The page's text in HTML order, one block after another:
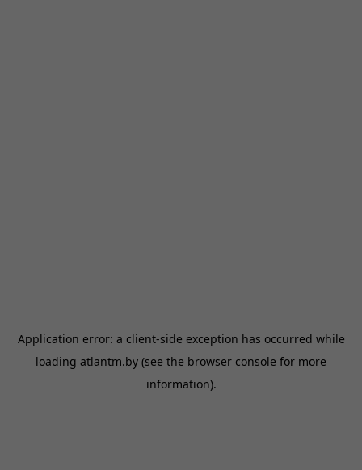
Application error: a client-side exception has occurred while
loading atlantm.by (see the browser console for more
information).